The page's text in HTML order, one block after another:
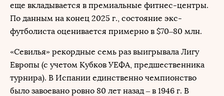
еще вкладывается в премиальные фитнес-центры.
По данным на конец 2025 г., состояние экс-
футболиста оценивается примерно в $70–80 млн.
«Севилья» рекордные семь раз выигрывала Лигу
Европы (с учетом Кубков УЕФА, предшественника
турнира). В Испании единственно чемпионство
было завоевано ровно 80 лет назад – в 1946 г. В